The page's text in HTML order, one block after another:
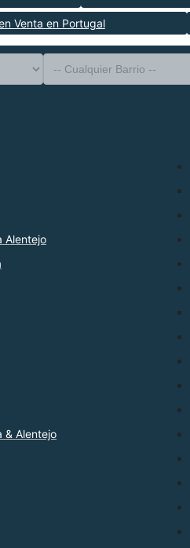
Venta en Portugal
-- Tipo de Propiedad --
Distrito
-- Localidad --
-- Cualquier Barrio --
-- Cualquier Número --
Ordenar Por
Alentejo
& Alentejo